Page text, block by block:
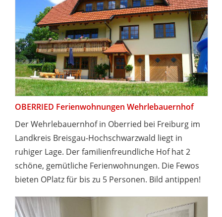
OBERRIED Ferienwohnungen Wehrlebauernhof
Der Wehrlebauernhof in Oberried bei Freiburg im
Landkreis Breisgau-Hochschwarzwald liegt in
ruhiger Lage. Der familienfreundliche Hof hat 2
schöne, gemütliche Ferienwohnungen. Die Fewos
bieten OPlatz für bis zu 5 Personen. Bild antippen!